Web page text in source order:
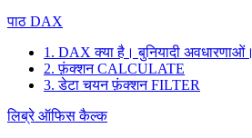
पाठ DAX
1. DAX क्या है। बुनियादी अवधारणाओं।
2. फ़ंक्शन CALCULATE
3. डेटा चयन फ़ंक्शन FILTER
लिब्रे ऑफिस कैल्क